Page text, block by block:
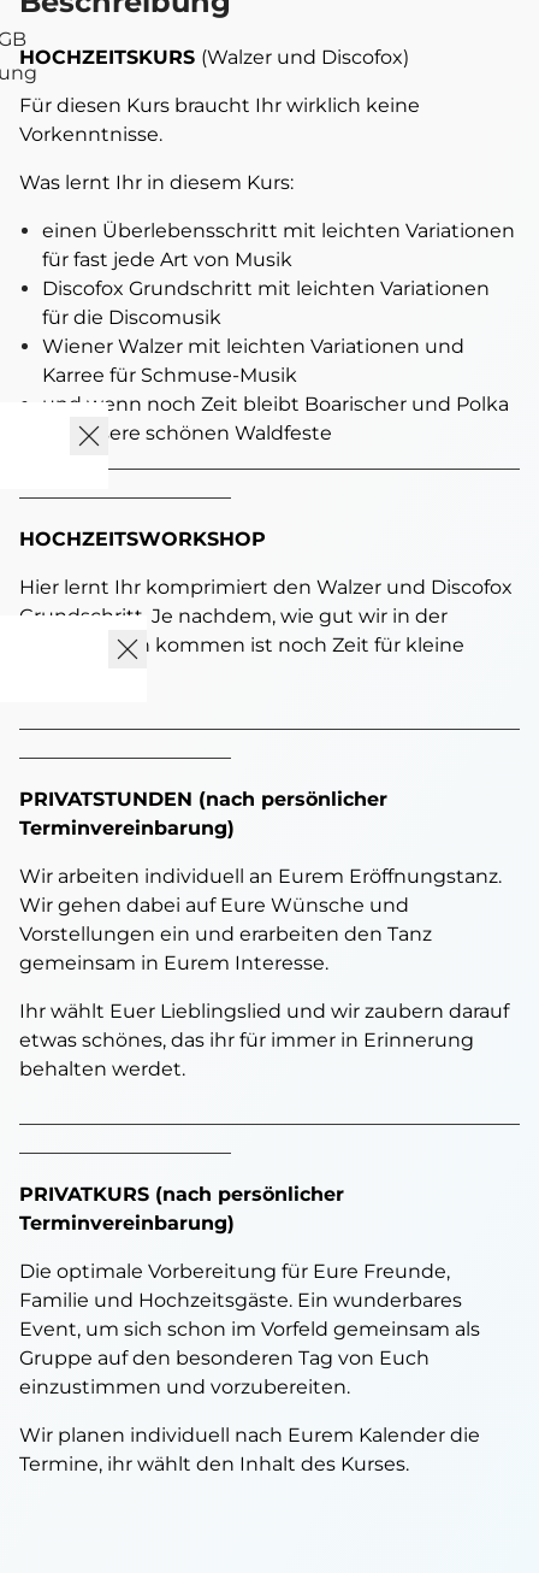
HOCHZEITSKURS (Walzer und Discofox)
Für diesen Kurs braucht Ihr wirklich keine
Vorkenntnisse.
Was lernt Ihr in diesem Kurs:
einen Überlebensschritt mit leichten Variationen
für fast jede Art von Musik
Discofox Grundschritt mit leichten Variationen
für die Discomusik
Wiener Walzer mit leichten Variationen und
Karree für Schmuse-Musik
und wenn noch Zeit bleibt Boarischer und Polka
für unsere schönen Waldfeste
HOCHZEITSWORKSHOP
Hier lernt Ihr komprimiert den Walzer und Discofox
Grundschritt. Je nachdem, wie gut wir in der
Gruppe voran kommen ist noch Zeit für kleine
PRIVATSTUNDEN (nach persönlicher
Terminvereinbarung)
Wir arbeiten individuell an Eurem Eröffnungstanz.
Wir gehen dabei auf Eure Wünsche und
Vorstellungen ein und erarbeiten den Tanz
gemeinsam in Eurem Interesse.
Ihr wählt Euer Lieblingslied und wir zaubern darauf
etwas schönes, das ihr für immer in Erinnerung
behalten werdet.
PRIVATKURS (nach persönlicher
Terminvereinbarung)
Die optimale Vorbereitung für Eure Freunde,
Familie und Hochzeitsgäste. Ein wunderbares
Event, um sich schon im Vorfeld gemeinsam als
Gruppe auf den besonderen Tag von Euch
einzustimmen und vorzubereiten.
Wir planen individuell nach Eurem Kalender die
Termine, ihr wählt den Inhalt des Kurses.